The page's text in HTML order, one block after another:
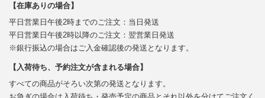
【在庫ありの場合】
平日営業日午後2時までのご注文：当日発送
平日営業日午後2時以降のご注文：翌営業日発送
※銀行振込の場合はご入金確認後の発送となります。
【入荷待ち、予約注文が含まれる場合】
すべての商品がそろい次第の発送となります。